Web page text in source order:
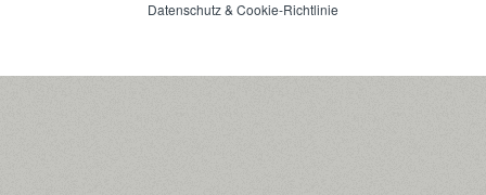
Datenschutz& Cookie-Richtlinie